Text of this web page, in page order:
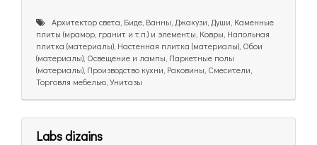
Архитектор света, Биде, Ванны, Джакузи, Души, Каменные
плиты (мрамор, гранит и т.п.) и элементы, Ковры, Напольная
плитка (материалы), Настенная плитка (материалы), Обои
(материалы), Освещение и лампы, Паркетные полы
(материалы), Производство кухни, Раковины, Смесители,
Торговля мебелью, Унитазы
Labs dizains